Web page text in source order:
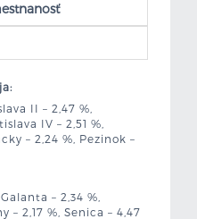
II – 2,47 %,
IV – 2,51 %,
– 2,24 %, Pezinok –
– 2,34 %,
– 2,17 %, Senica – 4,47